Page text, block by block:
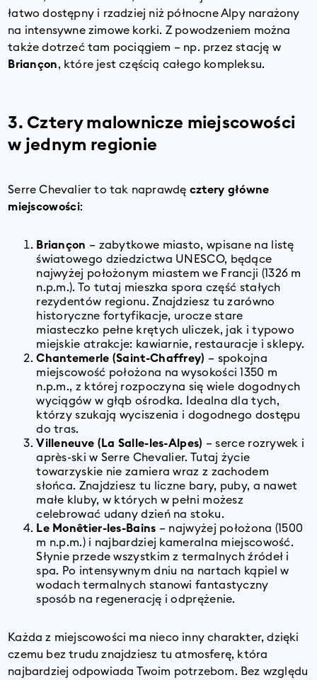
łatwo dostępny i rzadziej niż północne Alpy narażony
na intensywne zimowe korki. Z powodzeniem można
także dotrzeć tam pociągiem – np. przez stację w
Briançon, które jest częścią całego kompleksu.
3. Cztery malownicze miejscowości
w jednym regionie
Serre Chevalier to tak naprawdę cztery główne
miejscowości:
Briançon – zabytkowe miasto, wpisane na listę
światowego dziedzictwa UNESCO, będące
najwyżej położonym miastem we Francji (1326 m
n.p.m.). To tutaj mieszka spora część stałych
rezydentów regionu. Znajdziesz tu zarówno
historyczne fortyfikacje, urocze stare
miasteczko pełne krętych uliczek, jak i typowo
miejskie atrakcje: kawiarnie, restauracje i sklepy.
Chantemerle (Saint-Chaffrey) – spokojna
miejscowość położona na wysokości 1350 m
n.p.m., z której rozpoczyna się wiele dogodnych
wyciągów w głąb ośrodka. Idealna dla tych,
którzy szukają wyciszenia i dogodnego dostępu
do tras.
Villeneuve (La Salle-les-Alpes) – serce rozrywek i
après-ski w Serre Chevalier. Tutaj życie
towarzyskie nie zamiera wraz z zachodem
słońca. Znajdziesz tu liczne bary, puby, a nawet
małe kluby, w których w pełni możesz
celebrować udany dzień na stoku.
Le Monêtier-les-Bains – najwyżej położona (1500
m n.p.m.) i najbardziej kameralna miejscowość.
Słynie przede wszystkim z termalnych źródeł i
spa. Po intensywnym dniu na nartach kąpiel w
wodach termalnych stanowi fantastyczny
sposób na regenerację i odprężenie.
Każda z miejscowości ma nieco inny charakter, dzięki
czemu bez trudu znajdziesz tu atmosferę, która
najbardziej odpowiada Twoim potrzebom. Bez względu